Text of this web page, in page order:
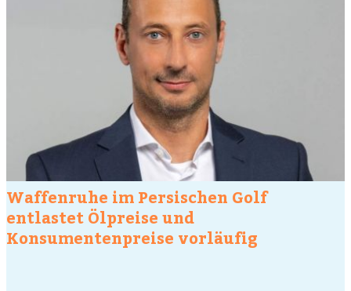
Waffenruhe im Persischen Golf
entlastet Ölpreise und
Konsumentenpreise vorläufig